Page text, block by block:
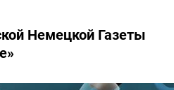
Немецкой Газеты